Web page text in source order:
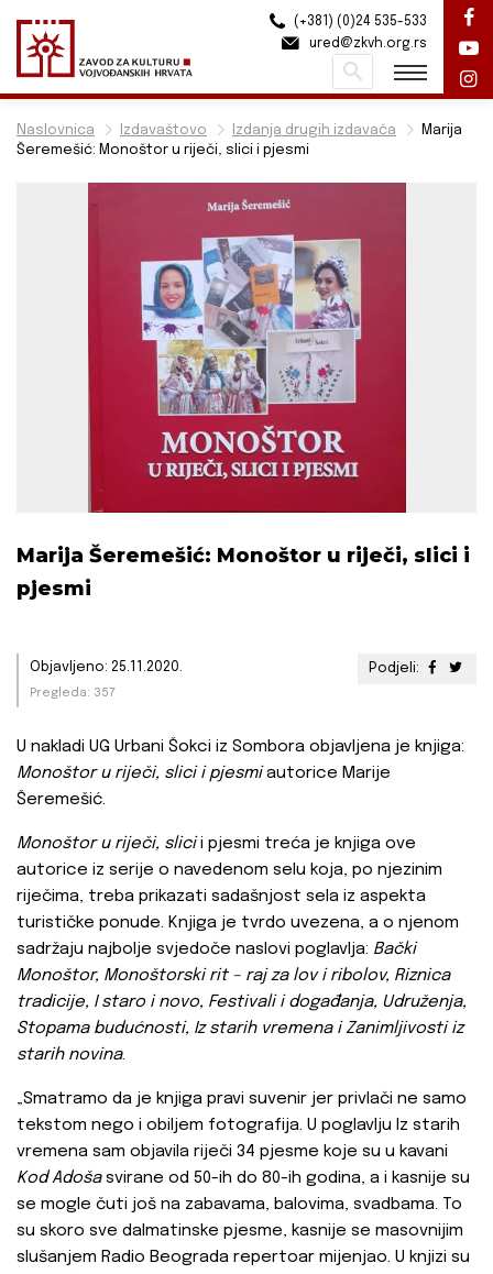
Naslovnica Izdavaštovo Izdanja drugih izdavača
Marija
Šeremešić: Monoštor u riječi, slici i pjesmi
Marija Šeremešić: Monoštor u riječi, slici i
pjesmi
Podjeli:
Objavljeno: 25.11.2020.
Pregleda: 357
U nakladi UG Urbani Šokci iz Sombora objavljena je knjiga:
Monoštor u riječi, slici i pjesmiautorice Marije
Šeremešić.
Monoštor u riječi, slicii pjesmi treća je knjiga ove
autorice iz serije o navedenom selu koja, po njezinim
riječima, treba prikazati sadašnjost sela iz aspekta
turističke ponude. Knjiga je tvrdo uvezena, a o njenom
sadržaju najbolje svjedoče naslovi poglavlja: Bački
Monoštor, Monoštorski rit – raj za lov i ribolov, Riznica
tradicije, I staro i novo, Festivali i događanja, Udruženja,
Stopama budućnosti, Iz starih vremena i Zanimljivosti iz
starih novina.
„Smatramo da je knjiga pravi suvenir jer privlači ne samo
tekstom nego i obiljem fotografija. U poglavlju Iz starih
vremena sam objavila riječi 34 pjesme koje su u kavani
Kod Adošasvirane od 50-ih do 80-ih godina, a i kasnije su
se mogle čuti još na zabavama, balovima, svadbama. To
su skoro sve dalmatinske pjesme, kasnije se masovnijim
slušanjem Radio Beograda repertoar mijenjao. U knjizi su
(+381) (0)24 535-533
ured@zkvh.org.rs
Pretraži